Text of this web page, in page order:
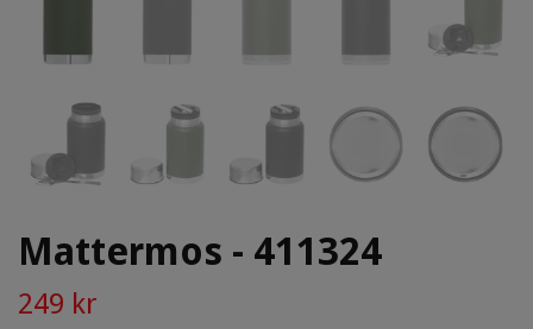
Mattermos - 411324
249 kr